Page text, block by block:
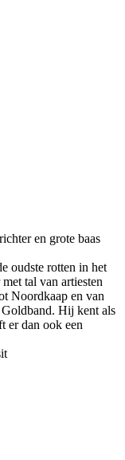
en grote baas
oudste rotten in het
tal van artiesten
Noordkaap en van
Hij kent als
er dan ook een